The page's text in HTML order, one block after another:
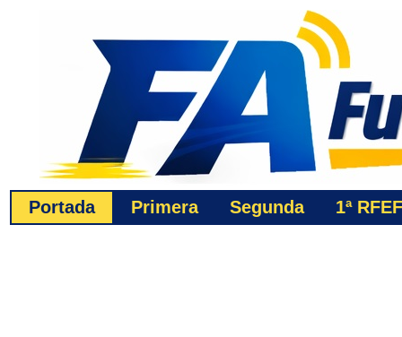
Portada Primera Segunda 1ªRFEF